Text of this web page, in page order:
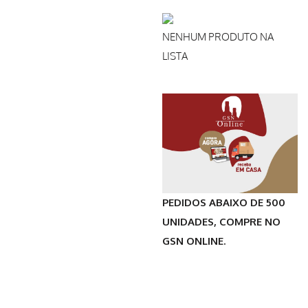
NENHUM PRODUTO NA
LISTA
PEDIDOS ABAIXO DE 500
UNIDADES, COMPRE NO
GSN ONLINE.